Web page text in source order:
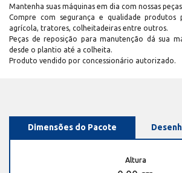
Mantenha suas máquinas em dia com nossas
Compre com segurança e qualidade produtos
agrícola, tratores, colheitadeiras entre outros.
Peças de reposição para manutenção dá sua
desde o plantio até a colheita.
Produto vendido por concessionário autorizado.
Dimensões do Pacote
Altura